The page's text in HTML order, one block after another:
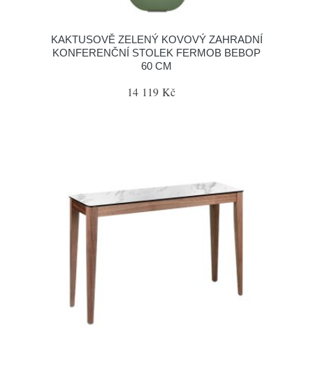
KAKTUSOVĚ ZELENÝ KOVOVÝ ZAHRADNÍ
KONFERENČNÍ STOLEK FERMOB BEBOP
60 CM
14 119 Kč